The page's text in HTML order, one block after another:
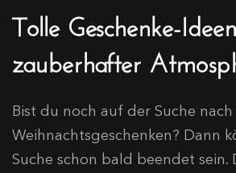
Tolle Geschenke-
zauberhafter
Bist du noch auf der Suche
Weihnachtsgeschenken? Dann
Suche schon bald beendet sein.